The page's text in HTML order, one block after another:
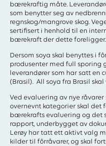
bærekraftig måte.
som benytter seg av
regnskog/mangrove skog.
sertifisert i henhold til en
bærekraft der dette foreligger.
Dersom soya skal benyttes i
produsenter med full sporing
leverandører som har satt en
(Brasil). All soya fra Brasil
Ved evaluering av nye
overnevnt kategorier skal det
bærekrafts evaluering og det
rapport, underbygget av
Lerøy har tatt ett aktivt valg
kilder til fôrråvarer, og skal